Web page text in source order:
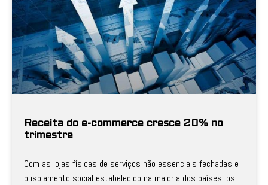
Receita do e-commerce cresce 20% no
trimestre
Com as lojas físicas de serviços não essenciais fechadas e
o isolamento social estabelecido na maioria dos países, os